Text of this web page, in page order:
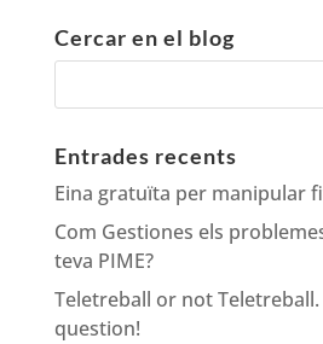
Cercar en el blog
Entrades recents
Eina gratuïta per manipular
Com Gestiones els
teva PIME?
Teletreball or not Teletreball.
question!